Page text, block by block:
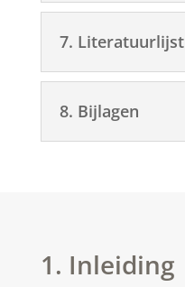
7. Literatuurlijst
8. Bijlagen
1. Inleiding